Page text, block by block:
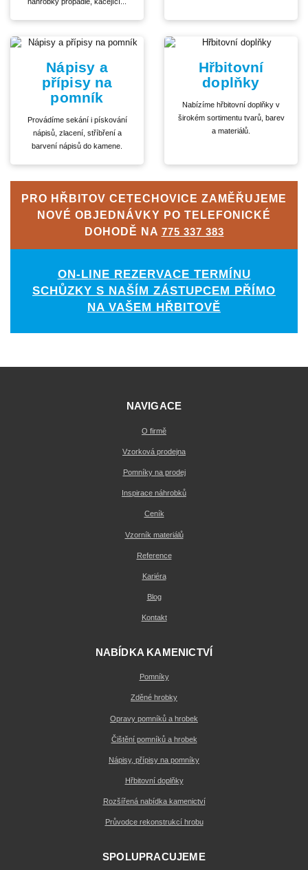
Nápisy a
přípisy na
pomník
Provádíme sekání i pískování
nápisů, zlacení, stříbření a
barvení nápisů do kamene.
Hřbitovní
doplňky
Nabízíme hřbitovní doplňky v
širokém sortimentu tvarů, barev
a materiálů.
PRO HŘBITOV CETECHOVICE ZAMĚŘUJEME
NOVÉ OBJEDNÁVKY PO TELEFONICKÉ
DOHODĚ NA 775 337 383
ON-LINE REZERVACE TERMÍNU
SCHŮZKY S NAŠÍM ZÁSTUPCEM PŘÍMO
NA VAŠEM HŘBITOVĚ
NAVIGACE
O firmě
Vzorková prodejna
Pomníky na prodej
Inspirace náhrobků
Ceník
Vzorník materiálů
Reference
Kariéra
Blog
Kontakt
NABÍDKA KAMENICTVÍ
Pomníky
Zděné hrobky
Opravy pomníků a hrobek
Čištění pomníků a hrobek
Nápisy, přípisy na pomníky
Hřbitovní doplňky
Rozšířená nabídka kamenictví
Průvodce rekonstrukcí hrobu
SPOLUPRACUJEME